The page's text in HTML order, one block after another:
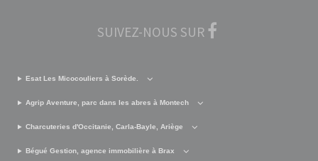
SUIVEZ-NOUS SUR
Esat Les Micocouliers à Sorède.
Agrip Aventure, parc dans les abres à Montech
Charcuteries d'Occitanie, Carla-Bayle, Ariège
Bégué Gestion, agence immobilière à Brax